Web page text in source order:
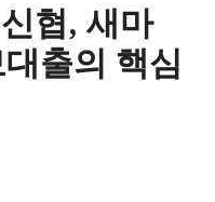
협, 새마
출의 핵심